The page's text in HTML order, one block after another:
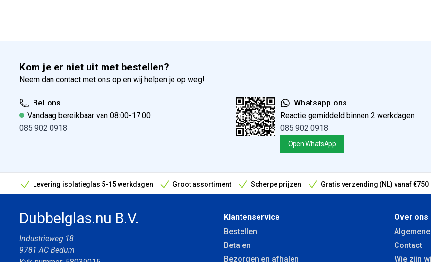
Kom je er niet uit met bestellen?
Neem dan contact met ons op en wij helpen je op weg!
Bel ons
Vandaag bereikbaar van 08:00-17:00
085 902 0918
Whatsapp ons
Reactie gemiddeld binnen 2 werkdagen
085 902 0918
Open WhatsApp
Levering isolatieglas 5-15 werkdagen Groot assortiment Scherpe prijzen
Gratis verzending (NL) vanaf €750
Bouwvak geopend! Óók snelle leveringen tijdens de vakantieperiode
Dubbelglas.nu B.V.
Industrieweg 18
9781 AC Bedum
Klantenservice
Bestellen
Betalen
Bezorgen en afhalen
Over ons
Contact
Wie zijn